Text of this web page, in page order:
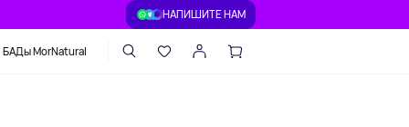
НАПИШИТЕ НАМ
БАДы MorNatural